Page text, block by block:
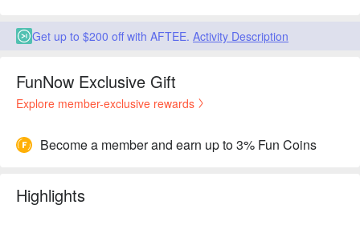
Get up to $200 off with AFTEE. Activity Description
FunNow Exclusive Gift
Explore member-exclusive rewards
Become a member and earn up to 3% Fun Coins
Highlights